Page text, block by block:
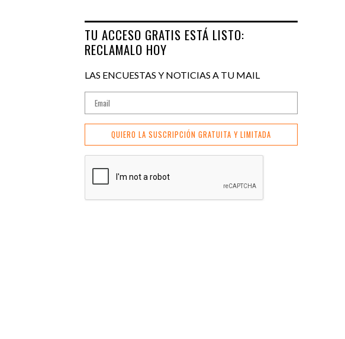
TU ACCESO GRATIS ESTÁ LISTO:
RECLAMALO HOY
LAS ENCUESTAS Y NOTICIAS A TU MAIL
QUIERO LA SUSCRIPCIÓN GRATUITA Y LIMITADA